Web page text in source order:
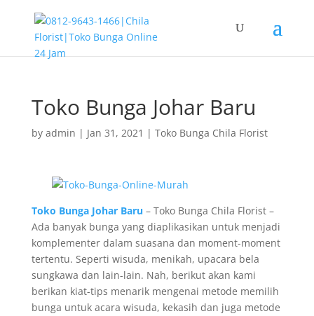
Toko Bunga Johar Baru
by admin | Jan 31, 2021 | Toko Bunga Chila Florist
Toko Bunga Johar Baru – Toko Bunga Chila Florist –
Ada banyak bunga yang diaplikasikan untuk menjadi
komplementer dalam suasana dan moment-moment
tertentu. Seperti wisuda, menikah, upacara bela
sungkawa dan lain-lain. Nah, berikut akan kami
berikan kiat-tips menarik mengenai metode memilih
bunga untuk acara wisuda, kekasih dan juga metode